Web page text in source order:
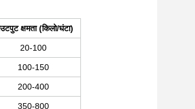
क्षमता (किलो/घंटा)
20-100
100-150
200-400
350-800